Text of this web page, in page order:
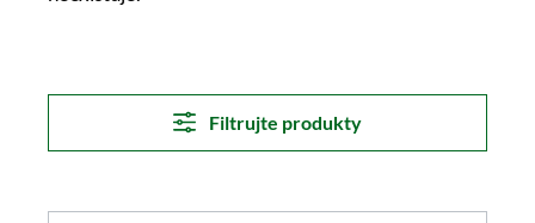
Filtrujte produkty